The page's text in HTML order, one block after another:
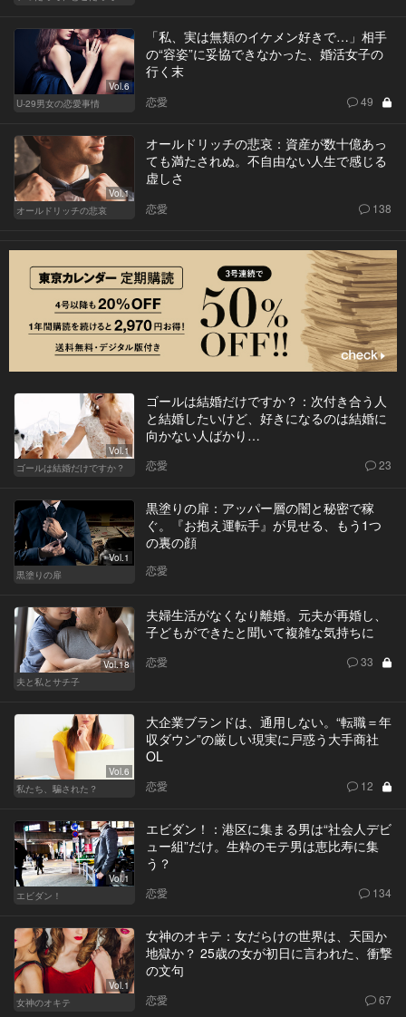
Vol.6
U-29男女の恋愛事情
「私、実は無類のイケメン好きで…」相手
の“容姿”に妥協できなかった、婚活女子の
行く末
恋愛 49
Vol.1
オールドリッチの悲哀
オールドリッチの悲哀：資産が数十億あっ
ても満たされぬ。不自由ない人生で感じる
虚しさ
恋愛 138
Vol.1
ゴールは結婚だけですか？
ゴールは結婚だけですか？：次付き合う人
と結婚したいけど、好きになるのは結婚に
向かない人ばかり…
恋愛 23
Vol.1
黒塗りの扉
黒塗りの扉：アッパー層の闇と秘密で稼
ぐ。『お抱え運転手』が見せる、もう1つ
の裏の顔
恋愛
Vol.18
夫と私とサチ子
夫婦生活がなくなり離婚。元夫が再婚し、
子どもができたと聞いて複雑な気持ちに
恋愛 33
Vol.6
私たち、騙された？
大企業ブランドは、通用しない。“転職＝年
収ダウン”の厳しい現実に戸惑う大手商社
OL
恋愛 12
Vol.1
エビダン！
エビダン！：港区に集まる男は“社会人デビ
ュー組”だけ。生粋のモテ男は恵比寿に集
う？
恋愛 134
Vol.1
女神のオキテ
女神のオキテ：女だらけの世界は、天国か
地獄か？ 25歳の女が初日に言われた、衝撃
の文句
恋愛 67